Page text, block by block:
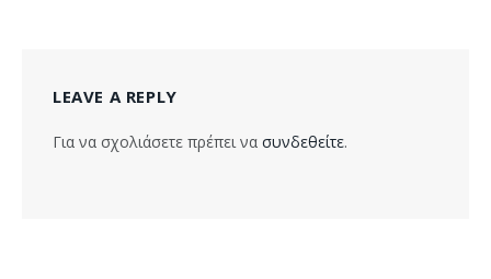
LEAVE A REPLY
Για να σχολιάσετε πρέπει να συνδεθείτε.